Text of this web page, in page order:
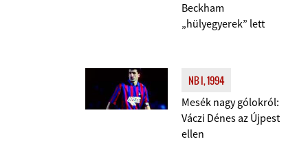
Beckham
„hülyegyerek” lett
NB I, 1994
Mesék nagy gólokról:
Váczi Dénes az Újpest
ellen